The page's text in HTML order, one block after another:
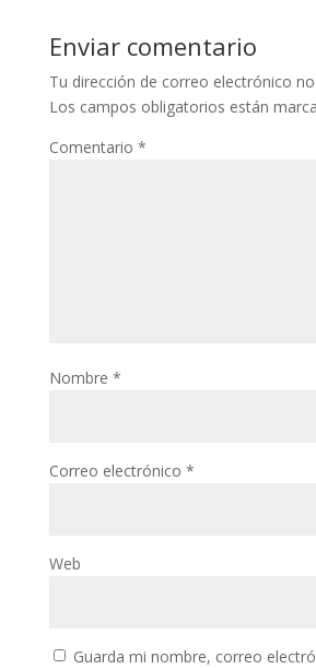
Enviar comentario
Tu dirección de correo electrónico
Los campos obligatorios están
Comentario *
Nombre *
Correo electrónico *
Web
Guarda mi nombre, correo